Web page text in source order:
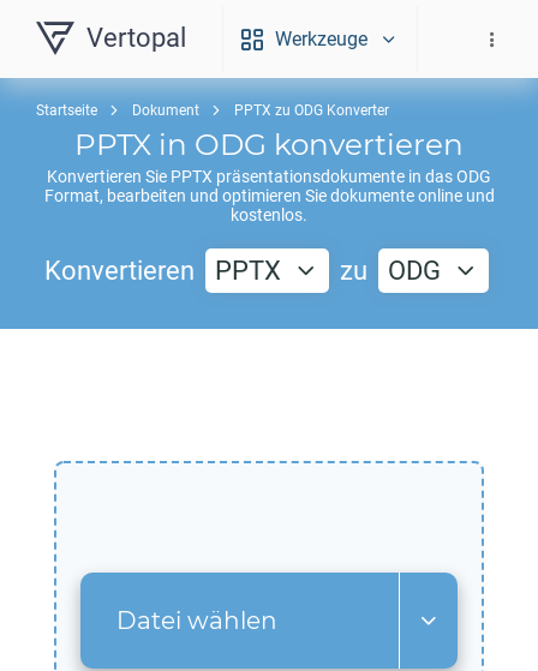
Vertopal Werkzeuge
Startseite Dokument PPTX zu ODG Konverter
PPTX in ODG konvertieren
Konvertieren Sie PPTX präsentationsdokumente in dasODG
Format, bearbeiten und optimieren Sie dokumente online und
kostenlos.
Konvertieren PPTX zu ODG
Datei wählen